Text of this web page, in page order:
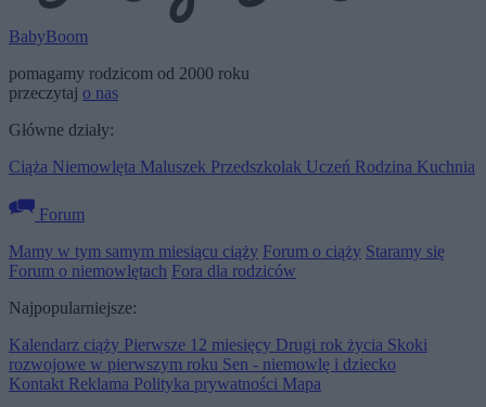
BabyBoom
pomagamy rodzicom od 2000 roku
przeczytaj o nas
Główne działy:
Ciąża Niemowlęta Maluszek Przedszkolak Uczeń Rodzina Kuchnia
Forum
Mamy w tym samym miesiącu ciąży Forum o ciąży Staramy się
Forum o niemowlętach Fora dla rodziców
Najpopularniejsze:
Kalendarz ciąży Pierwsze 12 miesięcy Drugi rok życia Skoki
rozwojowe w pierwszym roku Sen - niemowlę i dziecko
Kontakt Reklama Polityka prywatności Mapa